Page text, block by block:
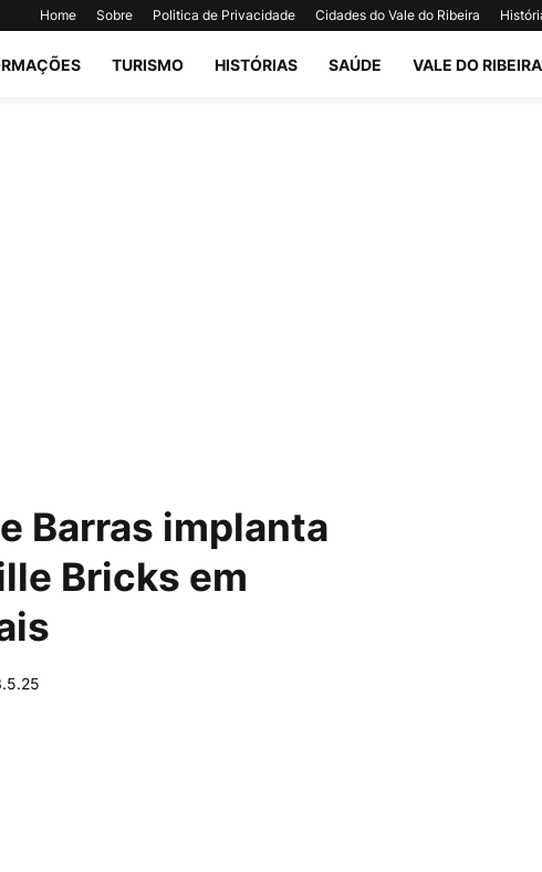
Home Sobre Politica de Privacidade Cidades do Vale do Ribeira
TURISMO HISTÓRIAS SAÚDE VALE DO RIBEIRA
Barras implanta
Bricks em